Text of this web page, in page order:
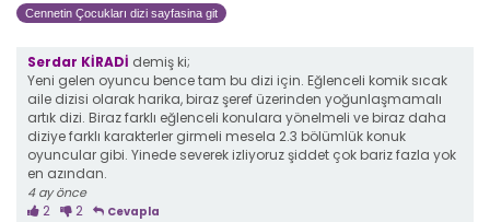
Cennetin Çocukları dizi sayfasina git
Serdar KİRADİ demiş ki;
Yeni gelen oyuncu bence tam bu dizi için. Eğlenceli komik sıcak
aile dizisi olarak harika, biraz şeref üzerinden yoğunlaşmamalı
artık dizi. Biraz farklı eğlenceli konulara yönelmeli ve biraz daha
diziye farklı karakterler girmeli mesela 2.3 bölümlük konuk
oyuncular gibi. Yinede severek izliyoruz şiddet çok bariz fazla yok
en azından.
4 ay önce
2 2 Cevapla